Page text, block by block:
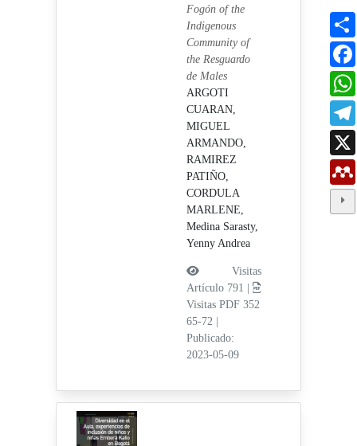
Fogón of the
Indigenous
Community of
the Resguardo
de Males
ARGOTI
CUARAN,
MIGUEL
ARMANDO,
RAMIREZ
PATIÑO,
CORDULA
MARLENE,
Medina Sarasty,
Yenny Andrea
Visitas
Artículo 791 |
Visitas PDF 352
65-72
Publicado:
2023-05-09